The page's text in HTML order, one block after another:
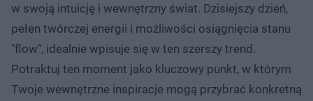
w swoją intuicję i wewnętrzny świat. Dzisiejszy dzień,
pełen twórczej energii i możliwości osiągnięcia stanu
"flow", idealnie wpisuje się w ten szerszy trend.
Potraktuj ten moment jako kluczowy punkt, w którym
Twoje wewnętrzne inspiracje mogą przybrać konkretną